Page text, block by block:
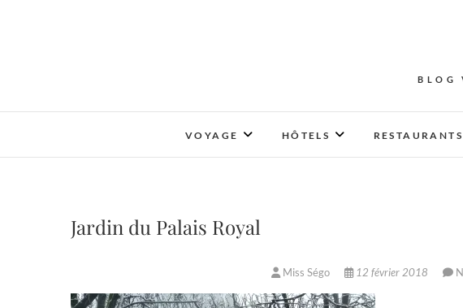
BLOG
VOYAGE HÔTELS RESTAURANTS
Jardin du Palais Royal
Miss Ségo 12 février 2018